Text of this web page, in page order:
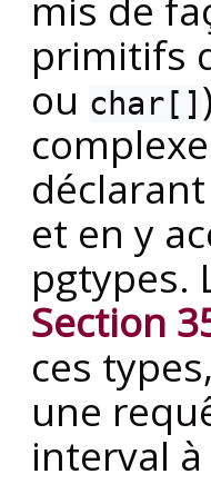
primitifs
ou char[]
et en y
pgtypes.
Section
ces
une
interval